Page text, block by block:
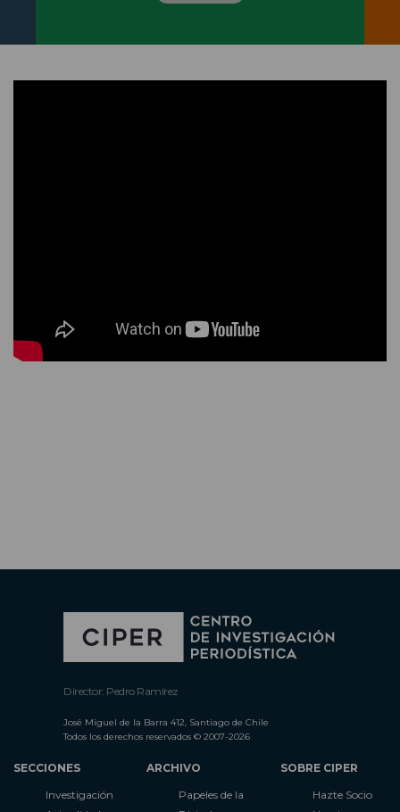
Director: Pedro Ramírez
José Miguel de la Barra 412, Santiago de Chile
Todos los derechos reservados © 2007-2026
SECCIONES
Investigación
ARCHIVO
Papeles de la
SOBRE CIPER
Hazte Socio